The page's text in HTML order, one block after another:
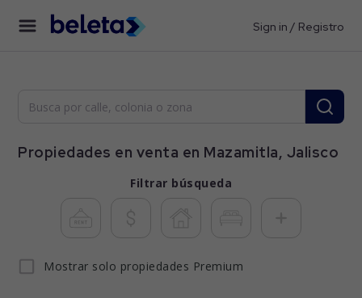
Sign in / Registro
Propiedades en venta en Mazamitla, Jalisco
Filtrar búsqueda
Mostrar solo propiedades Premium